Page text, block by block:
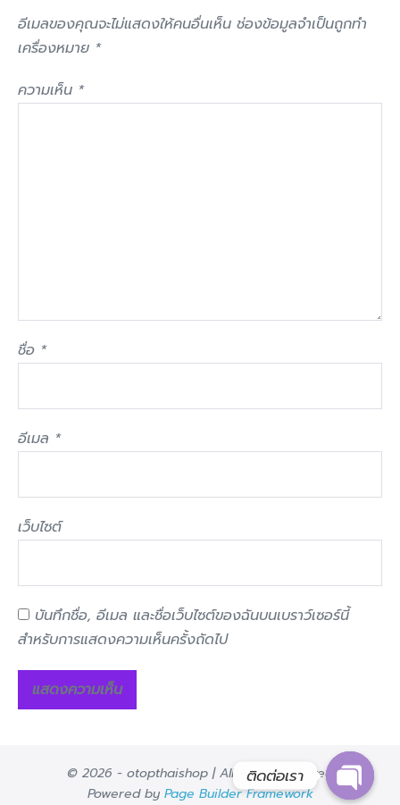
อีเมลของคุณจะไม่แสดงให้คนอื่นเห็น ช่องข้อมูลจำเป็นถูกทำ
เครื่องหมาย *
ความเห็น *
ชื่อ *
อีเมล *
เว็บไซต์
บันทึกชื่อ, อีเมล และชื่อเว็บไซต์ของฉันบนเบราว์เซอร์นี้
สำหรับการแสดงความเห็นครั้งถัดไป
© 2026 - otopthaishop | All rights reserved
Powered by Page Builder Framework
ติดต่อเรา